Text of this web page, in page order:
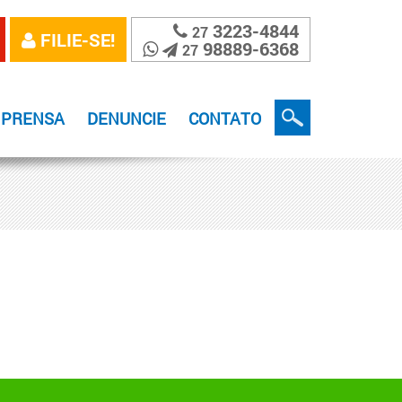
FILIE-SE! 27 3223-4844
27 98889-6368
DENUNCIE CONTATO